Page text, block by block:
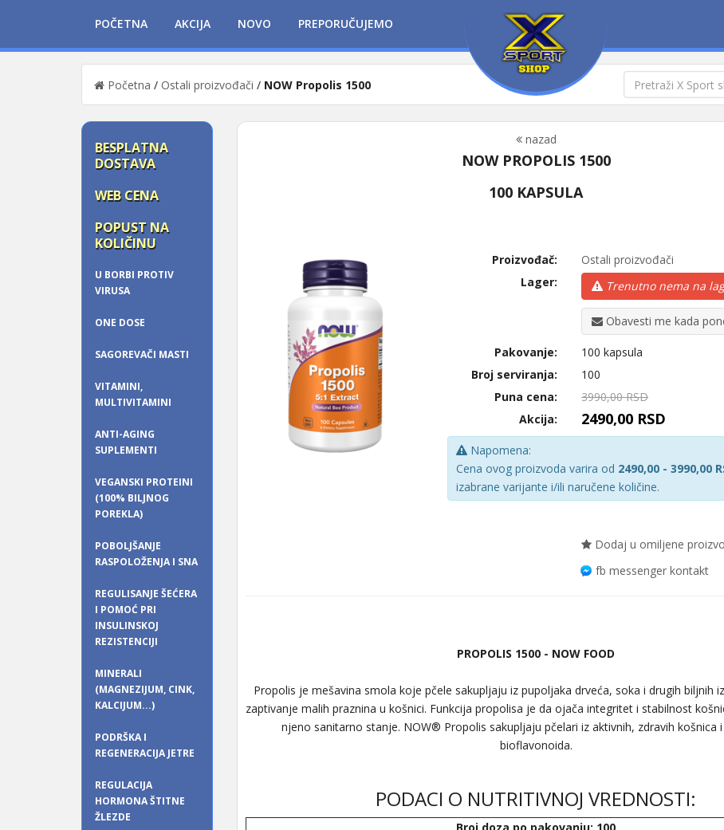
POČETNA AKCIJA NOVO PREPORUČUJEMO
Početna / Ostali proizvođači / NOW Propolis 1500
BESPLATNA
DOSTAVA
WEB CENA
POPUST NA
KOLIČINU
U BORBI PROTIV
VIRUSA
ONE DOSE
SAGOREVAČI MASTI
VITAMINI,
MULTIVITAMINI
ANTI-AGING
SUPLEMENTI
VEGANSKI PROTEINI
(100% BILJNOG
POREKLA)
POBOLJŠANJE
RASPOLOŽENJA I SNA
REGULISANJE ŠEĆERA
I POMOĆ PRI
INSULINSKOJ
REZISTENCIJI
MINERALI
(MAGNEZIJUM, CINK,
KALCIJUM...)
PODRŠKA I
REGENERACIJA JETRE
REGULACIJA
HORMONA ŠTITNE
ŽLEZDE
nazad
NOW PROPOLIS 1500
100 KAPSULA
Proizvođač:
Ostali proizvođači
Lager:
Trenutno nema na
Obavesti me kada
Pakovanje:
100 kapsula
Broj serviranja:
100
Puna cena:
3990,00 RSD
Akcija:
2490,00 RSD
Napomena:
Cena ovog proizvoda varira od 2490,00 - 3990,00
izabrane varijante i/ili naručene količine.
Dodaj u omiljene
fb messenger kontakt
PROPOLIS 1500 - NOW FOOD
Propolis je mešavina smola koje pčele sakupljaju iz pupoljaka drveća, soka i drugih biljnih
zaptivanje malih praznina u košnici. Funkcija propolisa je da ojača integritet i stabilnost
njeno sanitarno stanje. NOW® Propolis sakupljaju pčelari iz aktivnih, zdravih košnica
bioflavonoida.
PODACI O NUTRITIVNOJ VREDNOSTI: